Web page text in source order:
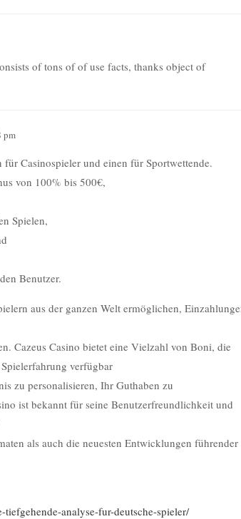
of tons of of use facts, thanks object of
pm
Casinospieler und einen für Sportwettende.
von 100% bis 500€,
Spielen,
Benutzer.
aus der ganzen Welt ermöglichen,
Cazeus Casino bietet eine Vielzahl von Boni, die
verfügbar
zu personalisieren, Ihr Guthaben zu
ist bekannt für seine Benutzerfreundlichkeit und
als auch die neuesten Entwicklungen führender
analyse-fur-deutsche-spieler/